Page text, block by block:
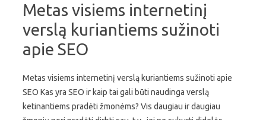
Metas visiems internetinį
verslą kuriantiems sužinoti
apie SEO
Metas visiems internetinį verslą kuriantiems sužinoti apie
SEO Kas yra SEO ir kaip tai gali būti naudinga verslą
ketinantiems pradėti žmonėms? Vis daugiau ir daugiau